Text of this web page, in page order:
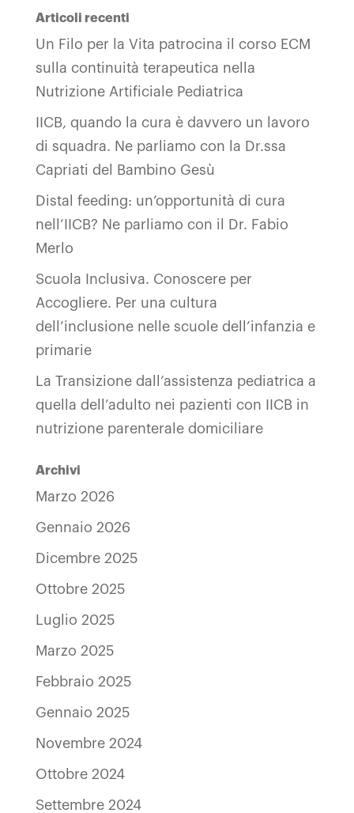
Articoli recenti
Un Filo per la Vita patrocina il corso ECM
sulla continuità terapeutica nella
Nutrizione Artificiale Pediatrica
IICB, quando la cura è davvero un lavoro
di squadra. Ne parliamo con la Dr.ssa
Capriati del Bambino Gesù
Distal feeding: un’opportunità di cura
nell’IICB? Ne parliamo con il Dr. Fabio
Merlo
Scuola Inclusiva. Conoscere per
Accogliere. Per una cultura
dell’inclusione nelle scuole dell’infanzia e
primarie
La Transizione dall’assistenza pediatrica a
quella dell’adulto nei pazienti con IICB in
nutrizione parenterale domiciliare
Archivi
Marzo 2026
Gennaio 2026
Dicembre 2025
Ottobre 2025
Luglio 2025
Marzo 2025
Febbraio 2025
Gennaio 2025
Novembre 2024
Ottobre 2024
Settembre 2024